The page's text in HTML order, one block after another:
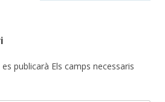
publicarà Els camps necessaris